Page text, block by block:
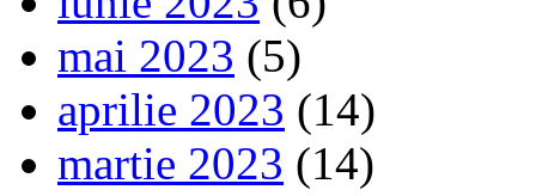
mai 2023 (5)
aprilie 2023 (14)
martie 2023 (14)